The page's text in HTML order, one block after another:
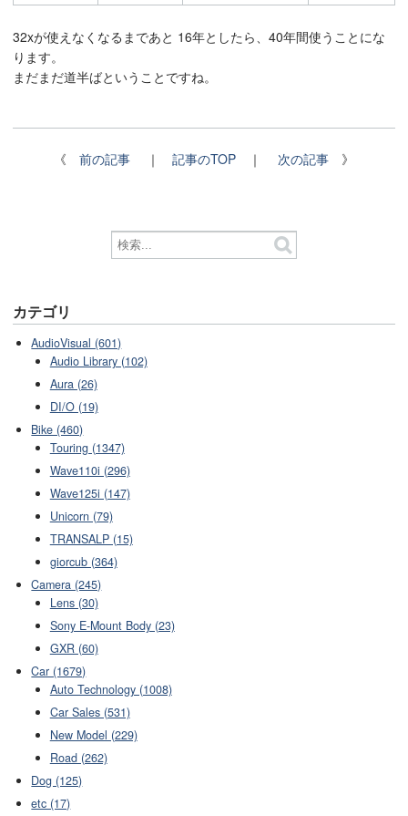
32xが使えなくなるまであと 16年としたら、40年間使うことにな
ります。
まだまだ道半ばということですね。
《 前の記事 ｜ 記事のTOP ｜ 次の記事 》
カテゴリ
AudioVisual (601)
Audio Library (102)
Aura (26)
DI/O (19)
Bike (460)
Touring (1347)
Wave110i (296)
Wave125i (147)
Unicorn (79)
TRANSALP (15)
giorcub (364)
Camera (245)
Lens (30)
Sony E-Mount Body (23)
GXR (60)
Car (1679)
Auto Technology (1008)
Car Sales (531)
New Model (229)
Road (262)
Dog (125)
etc (17)